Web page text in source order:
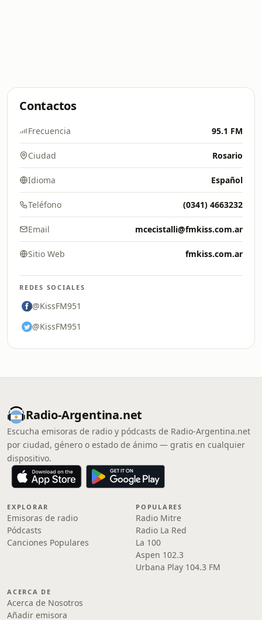
Contactos
Frecuencia 95.1 FM
Ciudad Rosario
Idioma Español
Teléfono (0341) 4663232
Email mcecistalli@fmkiss.com.ar
Sitio Web fmkiss.com.ar
REDES SOCIALES
@KissFM951
@KissFM951
Radio-Argentina.net
Escucha emisoras de radio y pódcasts de Radio-Argentina.net
por ciudad, género o estado de ánimo — gratis en cualquier
dispositivo.
EXPLORAR
Emisoras de radio
Pódcasts
Canciones Populares
POPULARES
Radio Mitre
Radio La Red
La 100
Aspen 102.3
Urbana Play 104.3 FM
ACERCA DE
Acerca de Nosotros
Añadir emisora